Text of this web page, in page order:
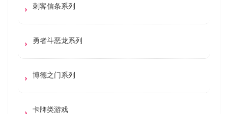
刺客信条系列
勇者斗恶龙系列
博德之门系列
卡牌类游戏